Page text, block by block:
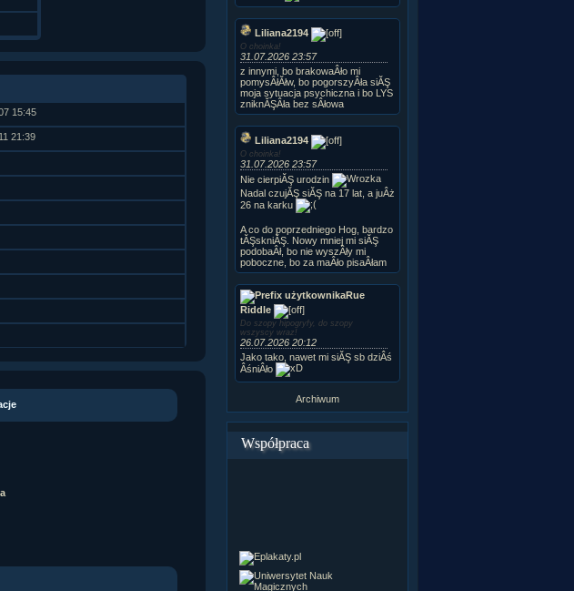
15:45
21:39
Liliana2194
O choinka!
31.07.2026 23:57
z innymi, bo brakowaÂło mi
pomysÂłĂłw, bo pogorszyÂła siĂŞ
moja sytuacja psychiczna i bo LYS
zniknĂŞÂła bez sÂłowa
Liliana2194
O choinka!
31.07.2026 23:57
Nie cierpiĂŞ urodzin
Nadal czujĂŞ siĂŞ na 17 lat, a juÂż
26 na karku
A co do poprzedniego Hog, bardzo
tĂŞskniĂŞ. Nowy mniej mi siĂŞ
podobaÂł, bo nie wyszÂły mi
poboczne, bo za maÂło pisaÂłam
Rue
Riddle
Do szopy hipogryfy, do szopy
wszyscy wraz!
26.07.2026 20:12
Jako tako, nawet mi siĂŞ sb dziÂś
ÂśniÂło
Archiwum
Współpraca